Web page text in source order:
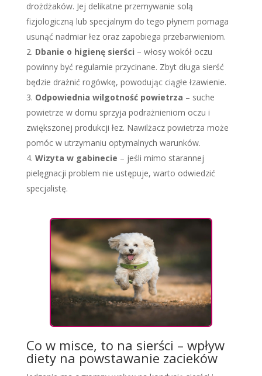
drożdżaków. Jej delikatne przemywanie solą
fizjologiczną lub specjalnym do tego płynem pomaga
usunąć nadmiar łez oraz zapobiega przebarwieniom.
Dbanie o higienę sierści – włosy wokół oczu
powinny być regularnie przycinane. Zbyt długa sierść
będzie drażnić rogówkę, powodując ciągłe łzawienie.
Odpowiednia wilgotność powietrza – suche
powietrze w domu sprzyja podrażnieniom oczu i
zwiększonej produkcji łez. Nawilżacz powietrza może
pomóc w utrzymaniu optymalnych warunków.
Wizyta w gabinecie – jeśli mimo starannej
pielęgnacji problem nie ustępuje, warto odwiedzić
specjalistę.
Co w misce, to na sierści – wpływ
diety na powstawanie zacieków